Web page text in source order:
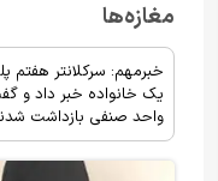
مغازه‌ها
یک خانواده خبر داد و
واحد صنفی بازداشت